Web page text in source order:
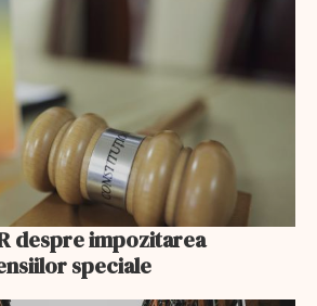
despre impozitarea
speciale